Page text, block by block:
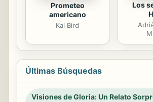
Prometeo
americano
Kai Bird
Los
Últimas Búsquedas
Visiones de Gloria: Un Relato